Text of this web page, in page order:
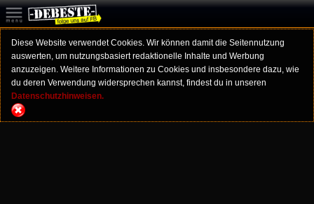
Diese Website verwendet Cookies. Wir können damit die Seitennutzung
auswerten, um nutzungsbasiert redaktionelle Inhalte und Werbung
anzuzeigen. Weitere Informationen zu Cookies und insbesondere dazu, wie
du deren Verwendung widersprechen kannst, findest du in unseren
Datenschutzhinweisen.